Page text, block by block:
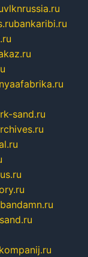
vlknrussia.ru
bankaribi.ru
sand.ru
bandamn.ru